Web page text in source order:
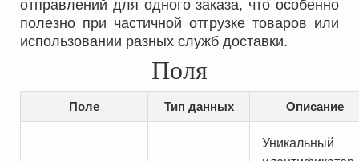
отправлений для одного заказа, что особенно
полезно при частичной отгрузке товаров или
использовании разных служб доставки.
Поля
Поле Тип данных Описание
Уникальный